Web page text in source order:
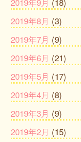
2019年8月 (3)
2019年7月 (9)
2019年6月 (21)
2019年5月 (17)
2019年4月 (8)
2019年3月 (9)
2019年2月 (15)